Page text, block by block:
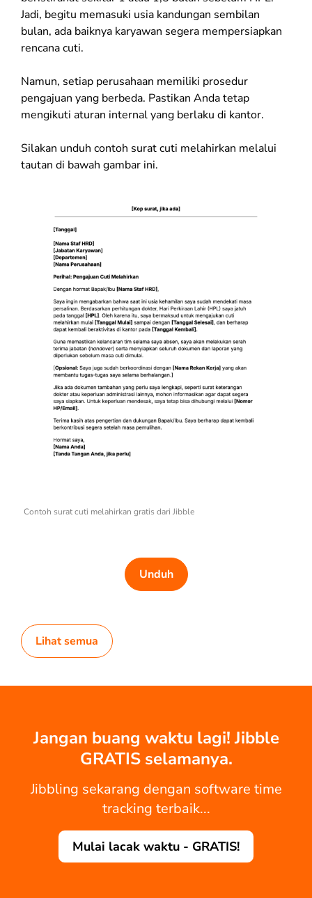
Jadi, begitu memasuki usia kandungan sembilan
bulan, ada baiknya karyawan segera mempersiapkan
rencana cuti.
Namun, setiap perusahaan memiliki prosedur
pengajuan yang berbeda. Pastikan Anda tetap
mengikuti aturan internal yang berlaku di kantor.
Silakan unduh contoh surat cuti melahirkan melalui
tautan di bawah gambar ini.
Contoh surat cuti melahirkan gratis dari Jibble
Unduh
Lihat semua
Jangan buang waktu lagi! Jibble
GRATIS selamanya.
Jibbling sekarang dengan software time
tracking terbaik...
Mulai lacak waktu - GRATIS!